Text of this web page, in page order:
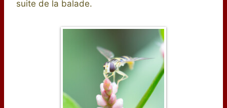
suite de la balade.